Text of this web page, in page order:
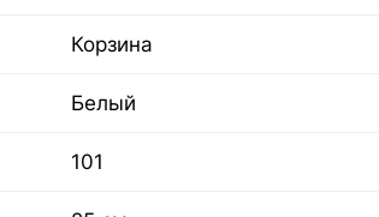
Корзина
Белый
101